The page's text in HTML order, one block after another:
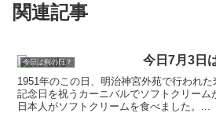
関連記事
今日は何の日？ 今日7月3日
1951年のこの日、明治神宮外苑で行われ
記念日を祝うカーニバルでソフトクリーム
日本人がソフトクリームを食べました。...